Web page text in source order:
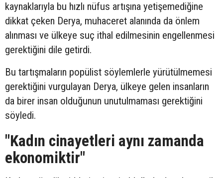
kaynaklarıyla bu hızlı nüfus artışına yetişemediğine
dikkat çeken Derya, muhaceret alanında da önlem
alınması ve ülkeye suç ithal edilmesinin engellenmesi
gerektiğini dile getirdi.
Bu tartışmaların popülist söylemlerle yürütülmemesi
gerektiğini vurgulayan Derya, ülkeye gelen insanların
da birer insan olduğunun unutulmaması gerektiğini
söyledi.
"Kadın cinayetleri aynı zamanda
ekonomiktir"